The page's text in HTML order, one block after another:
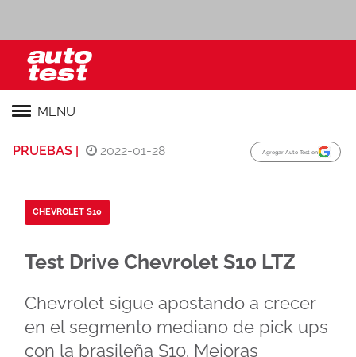
MENU
PRUEBAS | 2022-01-28 Agregar Auto Test en
CHEVROLET S10
Test Drive Chevrolet S10 LTZ
Chevrolet sigue apostando a crecer
en el segmento mediano de pick ups
con la brasileña S10. Mejoras